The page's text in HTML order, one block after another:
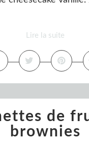
Lire la suite
de
brownies